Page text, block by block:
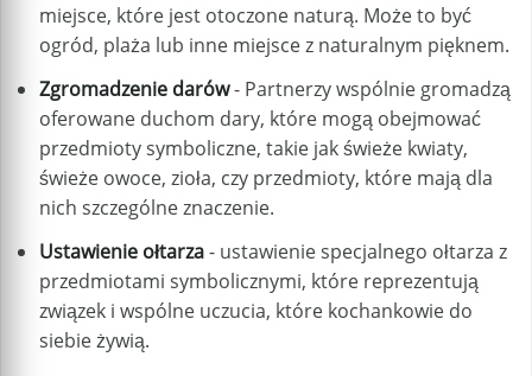
miejsce, które jest otoczone naturą. Może to być
ogród, plaża lub inne miejsce z naturalnym pięknem.
Zgromadzenie darów- Partnerzy wspólnie gromadzą
oferowane duchom dary, które mogą obejmować
przedmioty symboliczne, takie jak świeże kwiaty,
świeże owoce, zioła, czy przedmioty, które mają dla
nich szczególne znaczenie.
Ustawienie ołtarza- ustawienie specjalnego ołtarza z
przedmiotami symbolicznymi, które reprezentują
związek i wspólne uczucia, które kochankowie do
siebie żywią.